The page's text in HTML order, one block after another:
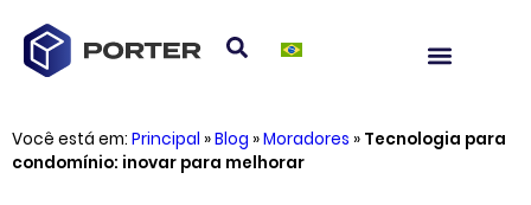
Você está em: Principal »Blog »Moradores » Tecnologia para
condomínio: inovar para melhorar